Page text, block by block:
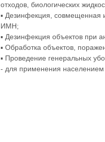
отходов, биологических
▪ Дезинфекция, совмещенная
ИМН;
▪ Дезинфекция объектов при
▪ Обработка объектов,
▪ Проведение генеральных
- для применения населением